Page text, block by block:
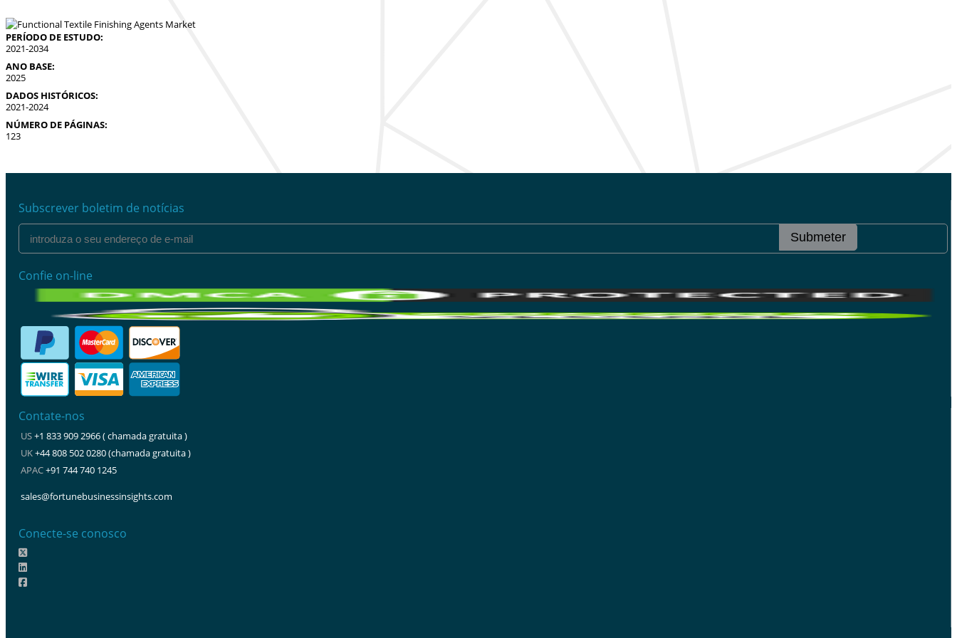
PERÍODO DE ESTUDO:
2021-2034
ANO BASE:
2025
DADOS HISTÓRICOS:
2021-2024
NÚMERO DE PÁGINAS:
123
Subscrever boletim de notícias
Submeter
Confie on-line
Contate-nos
US+1 833 909 2966 ( chamada gratuita )
UK+44 808 502 0280 (chamada gratuita )
APAC+91 744 740 1245
sales@fortunebusinessinsights.com
Conecte-se conosco